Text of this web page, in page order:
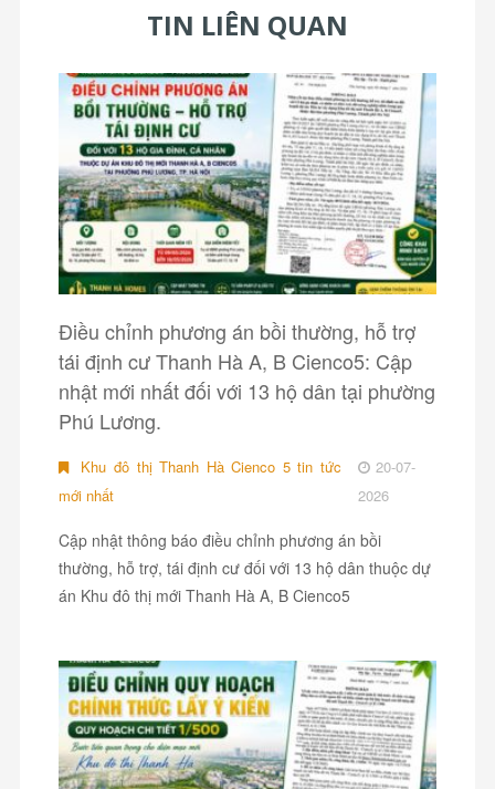
TIN LIÊN QUAN
Điều chỉnh phương án bồi thường, hỗ trợ
tái định cư Thanh Hà A, B Cienco5: Cập
nhật mới nhất đối với 13 hộ dân tại phường
Phú Lương.
Khu đô thị Thanh Hà Cienco 5 tin tức
mới nhất
20-07-
2026
Cập nhật thông báo điều chỉnh phương án bồi
thường, hỗ trợ, tái định cư đối với 13 hộ dân thuộc dự
án Khu đô thị mới Thanh Hà A, B Cienco5